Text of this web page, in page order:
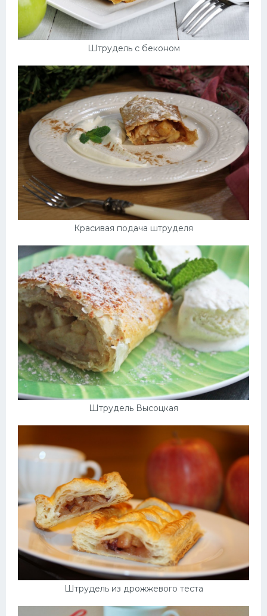
Штрудель с беконом
Красивая подача штруделя
Штрудель Высоцкая
Штрудель из дрожжевого теста